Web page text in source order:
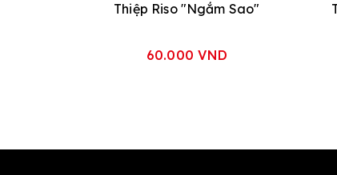
Thiệp Riso "Ngắm Sao"
60.000 VND